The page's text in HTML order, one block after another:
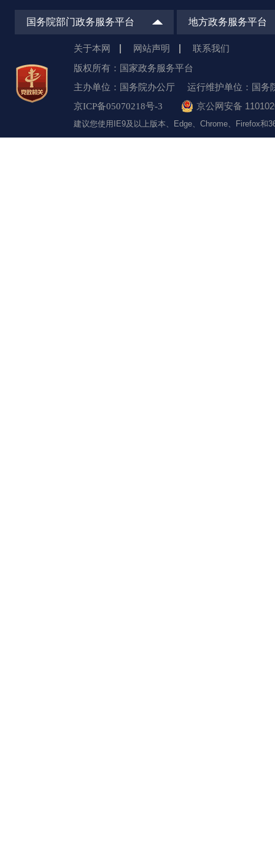
国务院部门政务服务平台 地方政务服务平台
关于本网 网站声明 联系我们
版权所有：国家政务服务平台
主办单位：国务院办公厅
运行维护单位：国务
京ICP备05070218号-3 京公网安备
建议您使用IE9及以上版本、Edge、Chrome、Firefox和